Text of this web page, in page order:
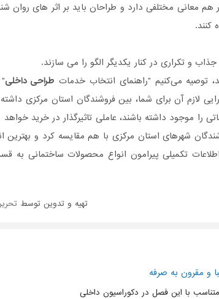
معانی مختلفی دارد و طراحان باید بر اثر های روان
و تکراری در کنار یکدیگر الگو را می سازند.
توصیه می‌کنیم "راهنمای انتخاب خدمات طراحی داخلی
لازم آن برای شما، بین فروشندگان استان مرکزی
را موجود داشته باشند، عاملی تاثیر‌گذار در خرید خواهد
شهرهای استان مرکزی با هم مقایسه کرد و بهترین
تکمیلی پیرامون انواع محصولات ساختمانی به
تهیه و تدوین توسط
و مقرون به صرفه
با این فصل در دکوراسیون داخلی